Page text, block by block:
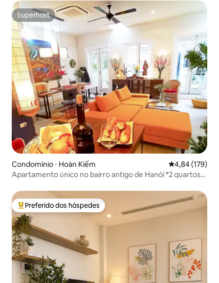
Superhost
Superhost
Condomínio ⋅ Hoàn Kiếm 4,84 de uma
4,84 (179)
Apartamento único no bairro antigo de Hanói *2 quartos*2
Entre os melhores preferidos dos hóspedes
Preferido dos hóspedes